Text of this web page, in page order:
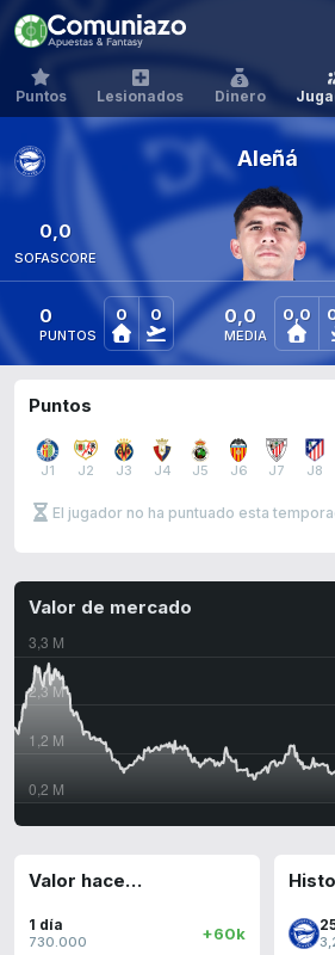
Puntos Lesionados Dinero
Aleñá
0,0
SOFASCORE
0
PUNTOS
0 0 0,0
MEDIA
0,0
Puntos
J1 J2 J3 J4 J5 J6 J7 J8
El jugador no ha puntuado esta
Valor de mercado
Valor hace…
1 día
730.000 +60k